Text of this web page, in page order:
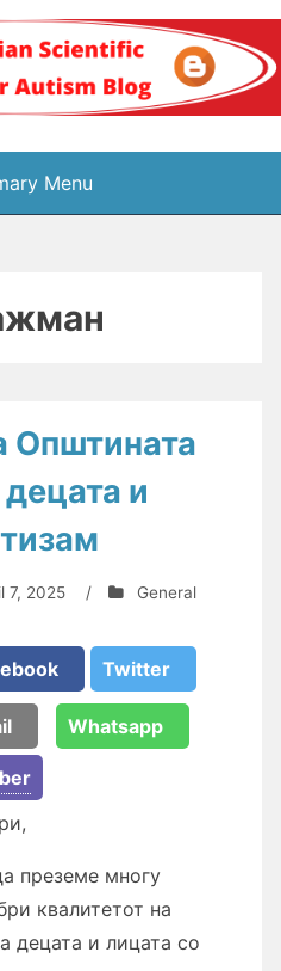
на
научно
за
Menu
Општината
и
7, 2025 / General
Twitter
Whatsapp
преземе многу
квалитетот на
децата и лицата со